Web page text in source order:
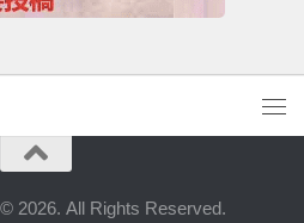
2026. All Rights Reserved.